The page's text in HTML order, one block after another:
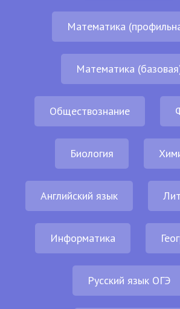
Математика
Математика
Обществознание
Биология
Английский язык
Информатика
Русский язык ОГЭ